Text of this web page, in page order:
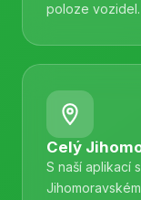
poloze
Celý
S naší aplikací